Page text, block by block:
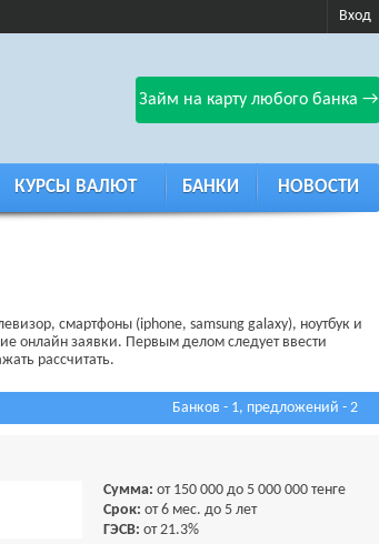
Вход
Займ на карту любого банка →
КУРСЫ ВАЛЮТ БАНКИ НОВОСТИ
смартфоны (iphone, samsung galaxy), ноутбук и
онлайн заявки. Первым делом следует ввести
рассчитать.
Банков - 1, предложений - 2
Сумма: от 150 000 до 5 000 000 тенге
Срок: от 6 мес. до 5 лет
ГЭСВ: от 21.3%